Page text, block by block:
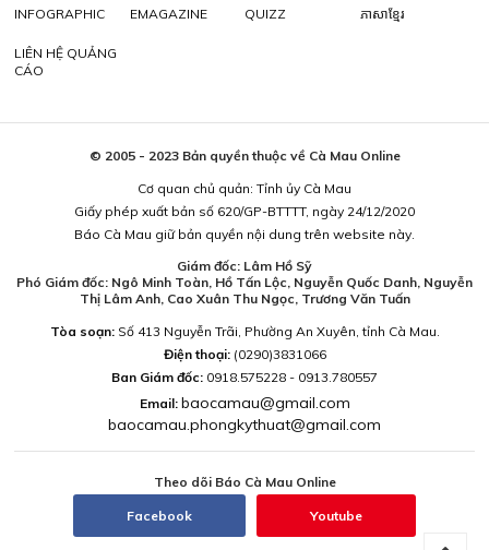
INFOGRAPHIC EMAGAZINE QUIZZ ភាសាខ្មែរ
LIÊN HỆ QUẢNG
CÁO
© 2005 - 2023 Bản quyền thuộc về Cà Mau Online
Cơ quan chủ quản: Tỉnh ủy Cà Mau
Giấy phép xuất bản số 620/GP-BTTTT, ngày 24/12/2020
Báo Cà Mau giữ bản quyền nội dung trên website này.
Giám đốc: Lâm Hồ Sỹ
Phó Giám đốc: Ngô Minh Toàn, Hồ Tấn Lộc, Nguyễn Quốc Danh, Nguyễn
Thị Lâm Anh, Cao Xuân Thu Ngọc, Trương Văn Tuấn
Tòa soạn:Số 413 Nguyễn Trãi, Phường An Xuyên, tỉnh Cà Mau.
Điện thoại: (0290)3831066
Ban Giám đốc: 0918.575228 - 0913.780557
Email: baocamau@gmail.com
baocamau.phongkythuat@gmail.com
Theo dõi Báo Cà Mau Online
Facebook Youtube